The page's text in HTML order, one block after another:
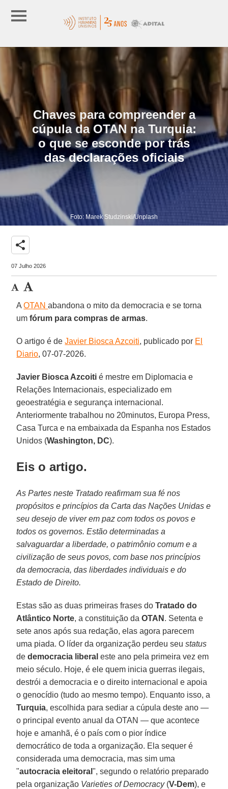
Chaves para compreender a
cúpula da OTAN na Turquia:
o que se esconde por trás
das declarações oficiais
Foto: Marek Studzinski/Unplash
share
07 Julho 2026
AOTANabandona o mito da democracia e se torna
umfórum para compras de armas.
O artigo é deJavier Biosca Azcoiti, publicado por El
Diario, 07-07-2026.
Javier Biosca Azcoiti é mestre em Diplomacia e
Relações Internacionais, especializado em
geoestratégia e segurança internacional.
Anteriormente trabalhou no 20minutos, Europa Press,
Casa Turca e na embaixada da Espanha nos Estados
Unidos (Washington, DC).
Eis o artigo.
As Partes neste Tratado reafirmam sua fé nos
propósitos e princípios da Carta das Nações Unidas e
seu desejo de viver em paz com todos os povos e
todos os governos. Estão determinadas a
salvaguardar a liberdade, o patrimônio comum e a
civilização de seus povos, com base nos princípios
da democracia, das liberdades individuais e do
Estado de Direito.
Estas são as duas primeiras frases do Tratado do
Atlântico Norte, a constituição daOTAN . Setenta e
sete anos após sua redação, elas agora parecem
uma piada. O líder da organização perdeu seustatus
dedemocracia liberal este ano pela primeira vez em
meio século. Hoje, é ele quem inicia guerras ilegais,
destrói a democracia e o direito internacional e apoia
o genocídio (tudo ao mesmo tempo). Enquanto isso, a
Turquia, escolhida para sediar a cúpula deste ano —
o principal evento anual da OTAN — que acontece
hoje e amanhã, é o país com o pior índice
democrático de toda a organização. Ela sequer é
considerada uma democracia, mas sim uma
"autocracia eleitoral", segundo o relatório preparado
pela organização Varieties of Democracy(V-Dem), e